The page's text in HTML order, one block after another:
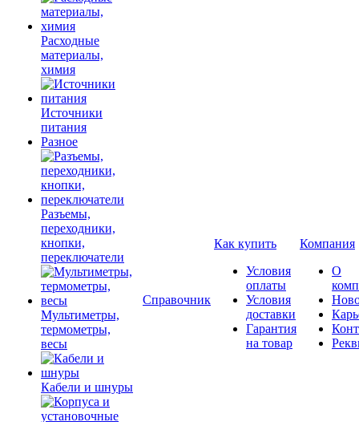
Расходные
материалы,
химия
Источники
питания
Разное
Разъемы,
переходники,
кнопки,
переключатели
Мультиметры,
термометры,
весы
Кабели и шнуры
Справочник
Как купить
Условия
оплаты
Условия
доставки
Гарантия
на товар
Компания
О